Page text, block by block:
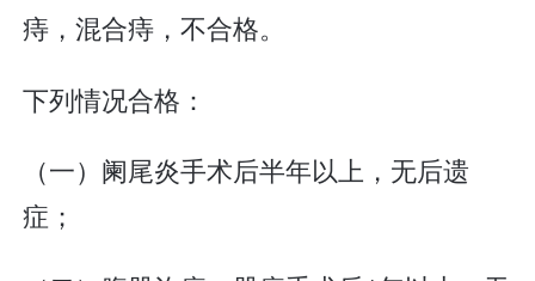
痔，混合痔，不合格。
下列情况合格：
（一）阑尾炎手术后半年以上，无后遗
症；